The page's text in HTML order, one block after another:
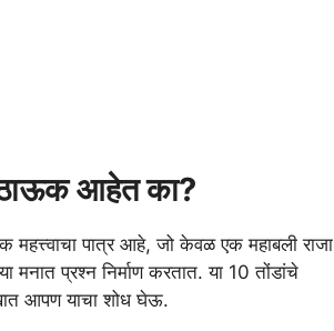
ठाऊक आहेत का?
पात्र आहे, जो केवळ एक महाबली राजा
मनात प्रश्न निर्माण करतात. या 10 तोंडांचे
आपण याचा शोध घेऊ.